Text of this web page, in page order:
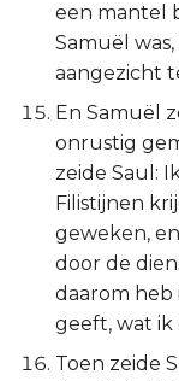
een mantel
Samuël
aangezicht
En Samuël
onrustig
zeide Saul:
Filistijnen
geweken,
door de
daarom heb
geeft, wat ik
Toen zeide